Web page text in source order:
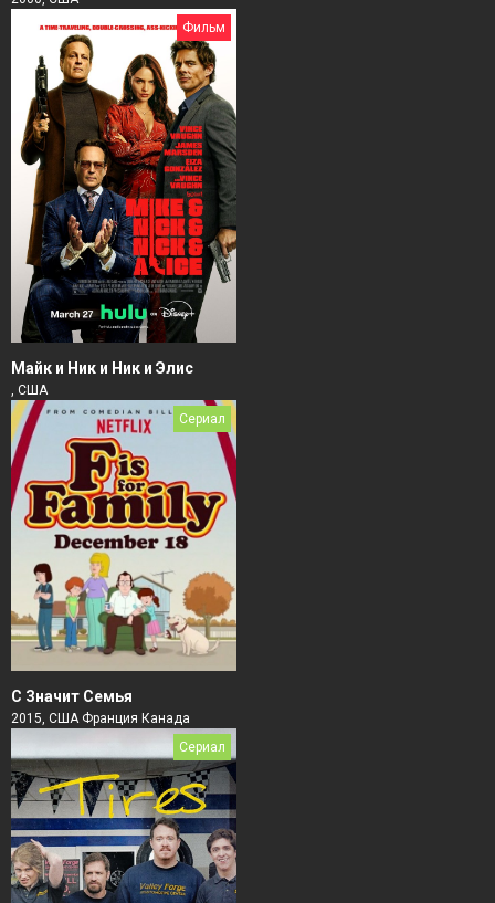
Фильм
Майк и Ник и Ник и Элис
, США
Сериал
С Значит Семья
2015, США Франция Канада
Сериал